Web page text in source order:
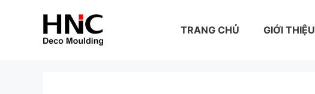
TRANG CHỦ GIỚI THIỆU